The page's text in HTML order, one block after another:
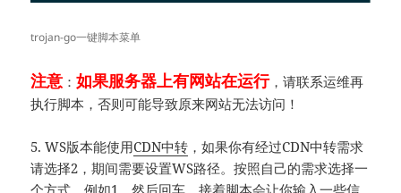
trojan-go一键脚本菜单
注意 ：如果服务器上有网站在运行，请联系运维再
执行脚本，否则可能导致原来网站无法访问！
5. WS版本能使用CDN中转 ，如果你有经过CDN中转需求
请选择2，期间需要设置WS路径。按照自己的需求选择一
个方式。例如1，然后回车。接着脚本会让你输入一些信